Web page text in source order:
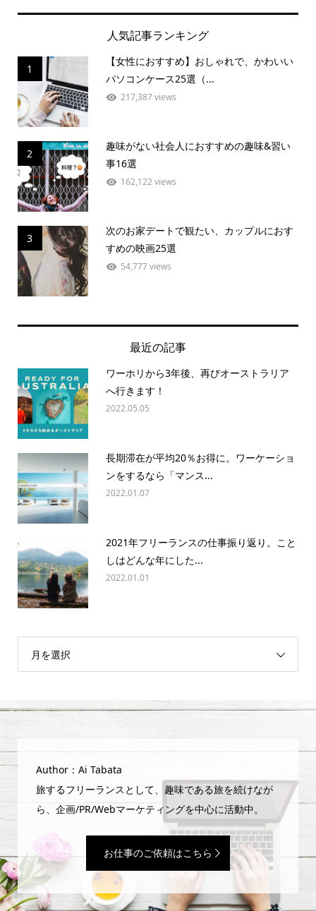
人気記事ランキング
1
【女性におすすめ】おしゃれで、かわいい
パソコンケース25選（...
217,387 views
2
趣味がない社会人におすすめの趣味&習い
事16選
162,122 views
3
次のお家デートで観たい、カップルにおす
すめの映画25選
54,777 views
最近の記事
ワーホリから3年後、再びオーストラリア
へ行きます！
2022.05.05
長期滞在が平均20％お得に。ワーケーショ
ンをするなら「マンス...
2022.01.07
2021年フリーランスの仕事振り返り。こと
しはどんな年にした...
2022.01.01
月を選択
Author：Ai Tabata
旅するフリーランスとして、趣味である旅を続けなが
ら、企画/PR/Webマーケティングを中心に活動中。
お仕事のご依頼はこちら